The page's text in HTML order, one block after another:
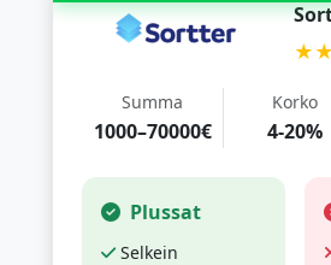
Summa
1000–70000€
Korko
4-20%
Plussat
Selkein